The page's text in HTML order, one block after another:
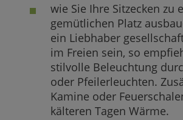
wie Sie Ihre Sitzecken zu
gemütlichen Platz
ein Liebhaber
im Freien sein, so
stilvolle Beleuchtung
oder Pfeilerleuchten.
Kamine oder
kälteren Tagen Wärme.